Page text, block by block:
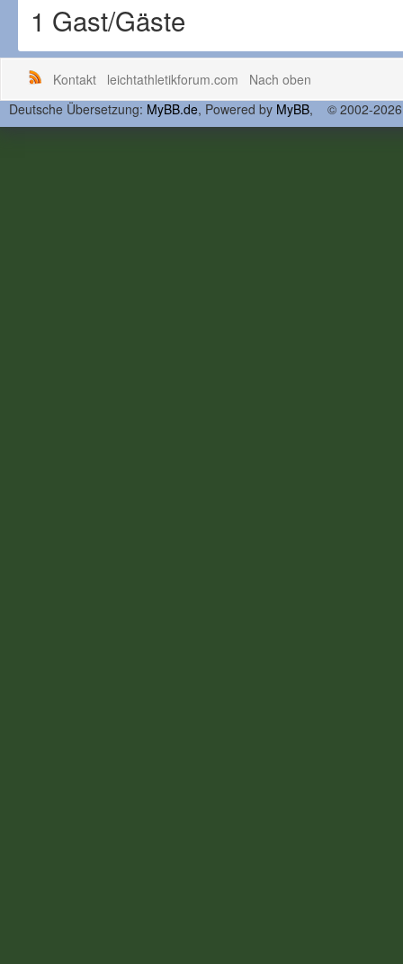
1 Gast/Gäste
Kontakt leichtathletikforum.com
Nach oben
Deutsche Übersetzung: MyBB.de, Powered by MyBB, © 2002-